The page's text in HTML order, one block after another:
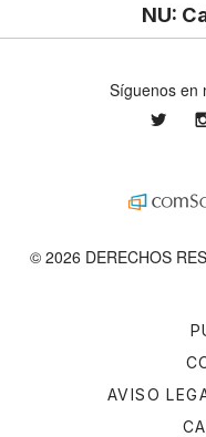
NU:
AVISO
Síguenos en
© 2026 DERECHOS